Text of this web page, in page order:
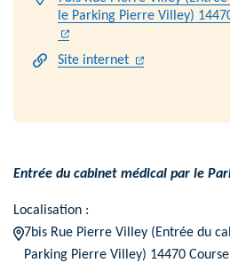
le Parking Pierre Villey)
(ouverture dans un nouvel
Site internet (ouverture dans
(ouverture
Entrée du cabinet médical par le
Localisation :
7bis Rue Pierre Villey (Entrée du
Parking Pierre Villey) 14470